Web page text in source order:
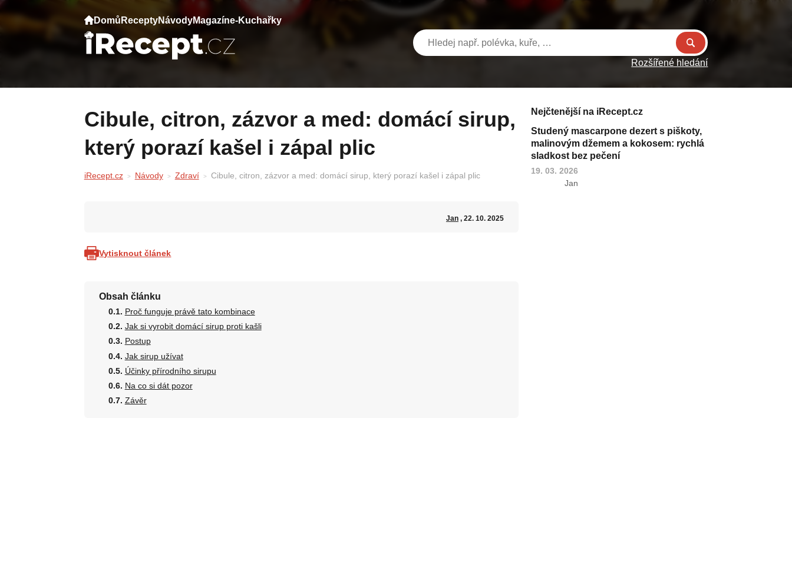
Domů ReceptyNávodyMagazíne-Kuchařky
Rozšířené hledání
Cibule, citron, zázvor a med: domácí sirup,
který porazí kašel i zápal plic
iRecept.cz Návody Zdraví Cibule, citron, zázvor a med: domácí sirup, který porazí kašel i zápal plic
Jan, 22. 10. 2025
Vytisknout článek
Obsah článku
Proč funguje právě tato kombinace
Jak si vyrobit domácí sirup proti kašli
Postup
Jak sirup užívat
Účinky přírodního sirupu
Na co si dát pozor
Závěr
Nejčtenější na iRecept.cz
Studený mascarpone dezert s piškoty,
malinovým džemem a kokosem: rychlá
sladkost bez pečení
19. 03. 2026
Jan